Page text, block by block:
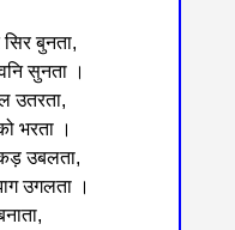
सिर बुनता,
सुनता ।
उतरता,
भरता ।
उबलता,
उगलता ।